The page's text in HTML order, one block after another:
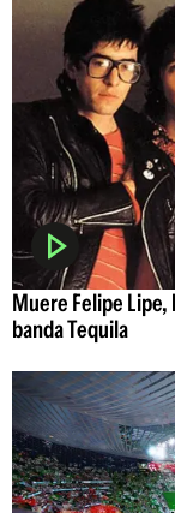
Muere Felipe
banda Tequila